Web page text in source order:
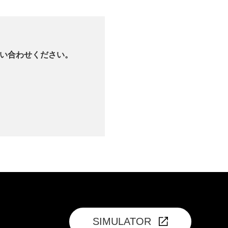
合わせください。
SIMULATOR